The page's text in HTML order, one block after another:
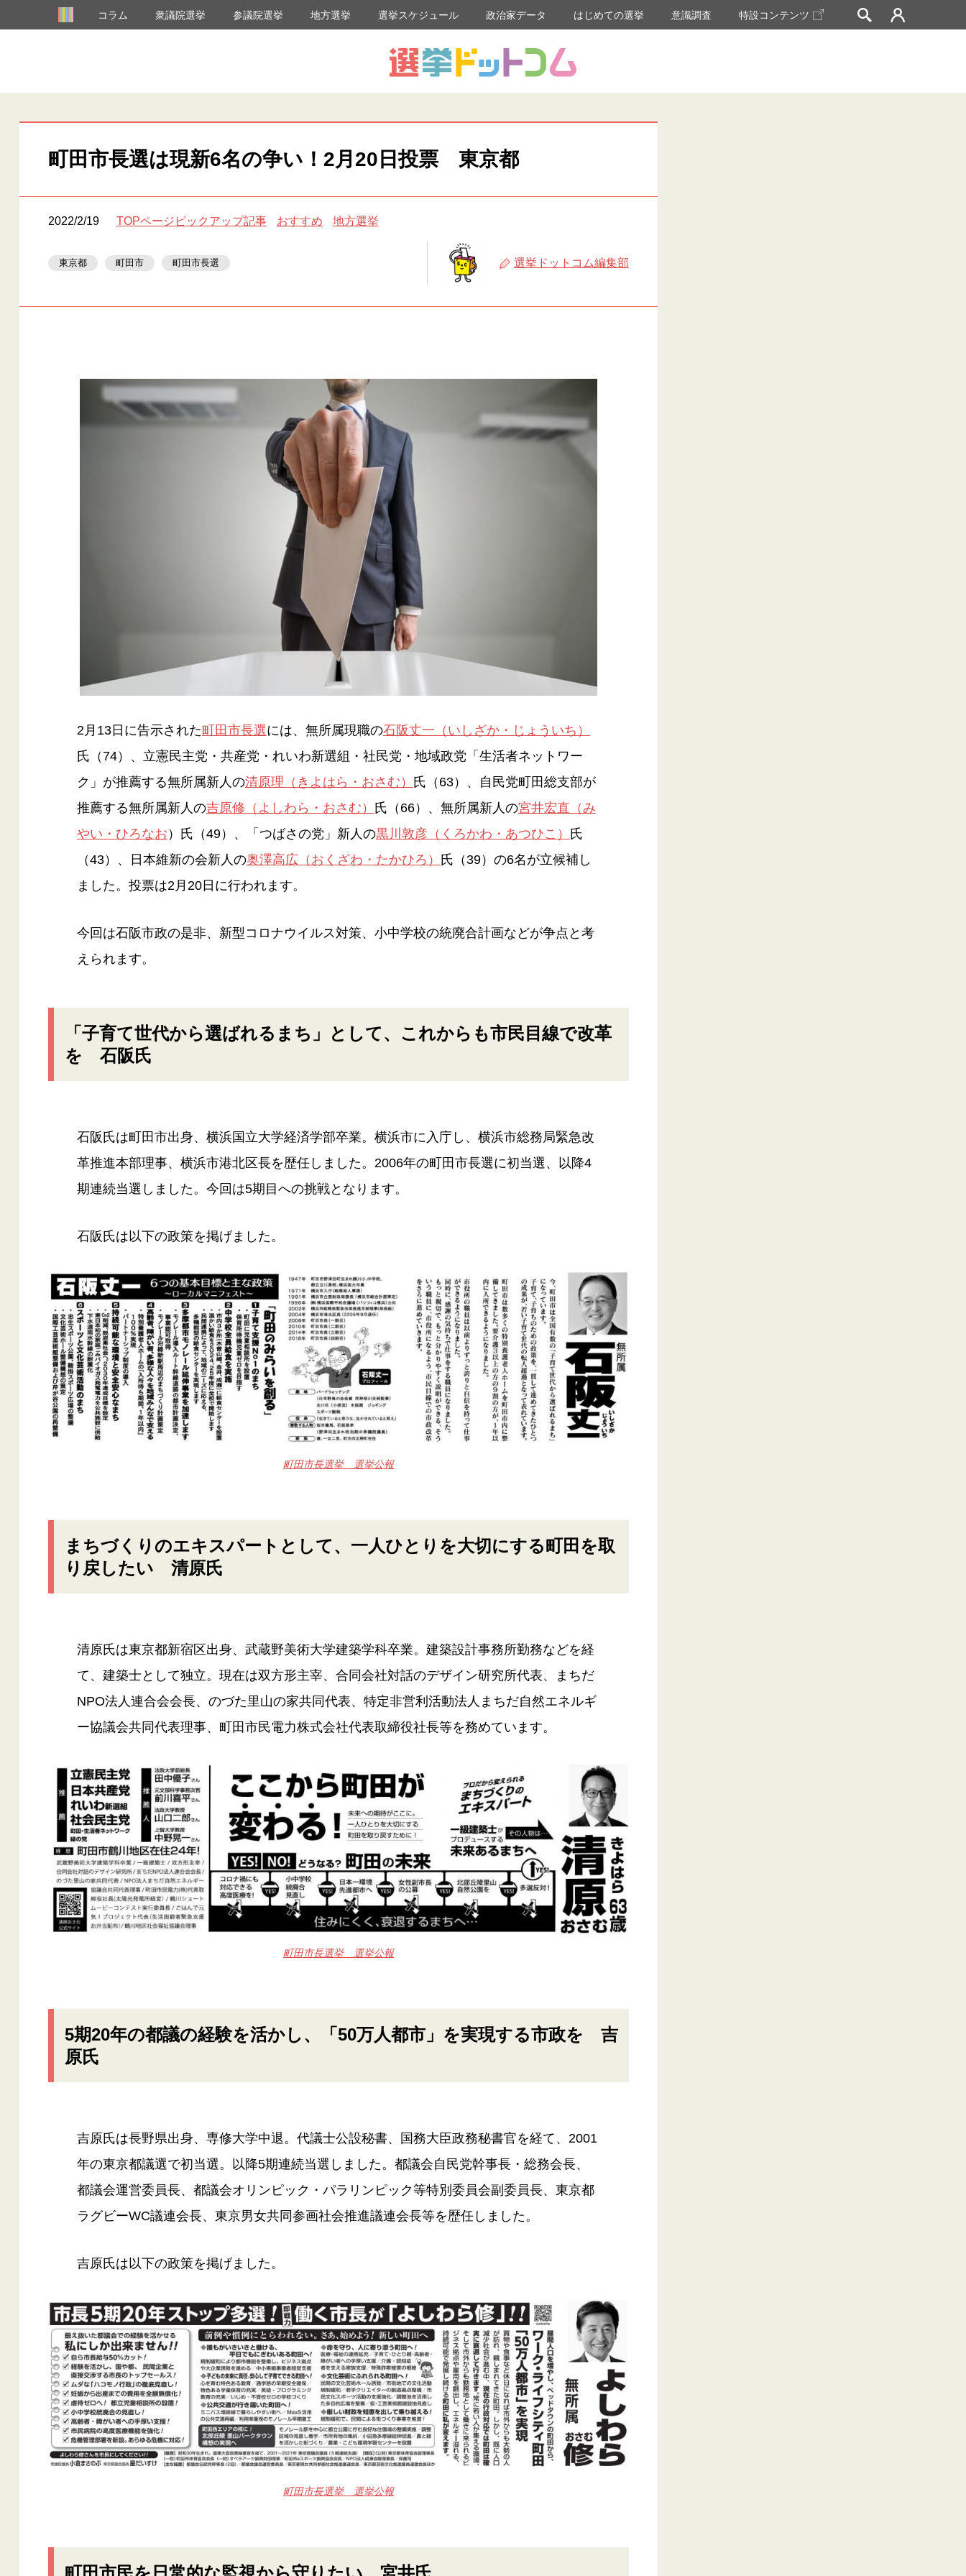
コラム 衆議院選挙 参議院選挙 地方選挙 選挙スケジュール 政治家データ はじめての選挙 意識調査 特設コンテンツ
町田市長選は現新6名の争い！2月20日投票 東京都
2022/2/19 TOPページピックアップ記事 おすすめ 地方選挙
東京都 町田市 町田市長選 選挙ドットコム編集部
2月13日に告示された町田市長選には、無所属現職の石阪丈一（いしざか・じょういち）
氏（74）、立憲民主党・共産党・れいわ新選組・社民党・地域政党「生活者ネットワー
ク」が推薦する無所属新人の清原理（きよはら・おさむ）
氏（63）、自民党町田総支部が
推薦する無所属新人の吉原修（よしわら・おさむ） 氏（66）、無所属新人の宮井宏直（み
やい・ひろなお ）氏（49）、「つばさの党」新人の黒川敦彦（くろかわ・あつひこ）
氏
（43）、日本維新の会新人の奥澤高広（おくざわ・たかひろ）
氏（39）の6名が立候補し
ました。投票は2月20日に行われます。
今回は石阪市政の是非、新型コロナウイルス対策、小中学校の統廃合計画などが争点と考
えられます。
「子育て世代から選ばれるまち」として、これからも市民目線で改革
を 石阪氏
石阪氏は町田市出身、横浜国立大学経済学部卒業。横浜市に入庁し、横浜市総務局緊急改
革推進本部理事、横浜市港北区長を歴任しました。2006年の町田市長選に初当選、以降4
期連続当選しました。今回は5期目への挑戦となります。
石阪氏は以下の政策を掲げました。
町田市長選挙 選挙公報
まちづくりのエキスパートとして、一人ひとりを大切にする町田を取
り戻したい 清原氏
清原氏は東京都新宿区出身、武蔵野美術大学建築学科卒業。建築設計事務所勤務などを経
て、建築士として独立。現在は双方形主宰、合同会社対話のデザイン研究所代表、まちだ
NPO法人連合会会長、のづた里山の家共同代表、特定非営利活動法人まちだ自然エネルギ
ー協議会共同代表理事、町田市民電力株式会社代表取締役社長等を務めています。
町田市長選挙 選挙公報
5期20年の都議の経験を活かし、「50万人都市」を実現する市政を 吉
原氏
吉原氏は長野県出身、専修大学中退。代議士公設秘書、国務大臣政務秘書官を経て、2001
年の東京都議選で初当選。以降5期連続当選しました。都議会自民党幹事長・総務会長、
都議会運営委員長、都議会オリンピック・パラリンピック等特別委員会副委員長、東京都
ラグビーWC議連会長、東京男女共同参画社会推進議連会長等を歴任しました。
吉原氏は以下の政策を掲げました。
町田市長選挙 選挙公報